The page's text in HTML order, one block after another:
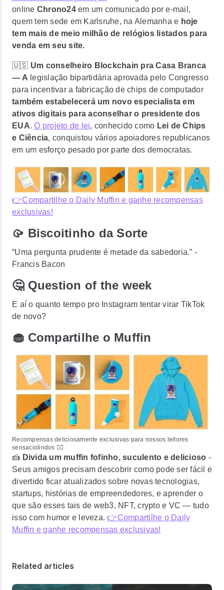
online Chrono24 em um comunicado por e-mail,
quem tem sede em Karlsruhe, na Alemanha e hoje
tem mais de meio milhão de relógios listados para
venda em seu site.
🇺🇸 Um conselheiro Blockchain pra Casa Branca
— A legislação bipartidária aprovada pelo Congresso
para incentivar a fabricação de chips de computador
também estabelecerá um novo especialista em
ativos digitais para aconselhar o presidente dos
EUA.O projeto de lei, conhecido como Lei de Chips
e Ciência, conquistou vários apoiadores republicanos
em um esforço pesado por parte dos democratas.
👉Compartilhe o Daily Muffin e ganhe recompensas
exclusivas!
🥠 Biscoitinho da Sorte
“Uma pergunta prudente é metade da sabedoria.” -
Francis Bacon
🤔 Question of the week
E aí o quanto tempo pro Instagram tentar virar TikTok
de novo?
🧁 Compartilhe o Muffin
Recompensas deliciosamente exclusivas para nossos leitores
sensaciolindos ❤️‍🔥
🍰 Divida um muffin fofinho, suculento e delicioso -
Seus amigos precisam descobrir como pode ser fácil e
divertido ficar atualizados sobre novas tecnologias,
startups, histórias de empreendedores, e aprender o
que são esses tais de web3, NFT, crypto e VC — tudo
isso com humor e leveza.👉Compartilhe o Daily
Muffin e ganhe recompensas exclusivas!
Related articles